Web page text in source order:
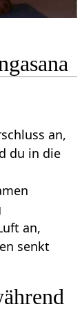
an,
du in die
an,
senkt